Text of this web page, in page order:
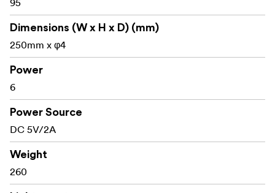
Greutate: 280 grame
Lungime: 25cm
Temperatura culorii: 2700K-7500K cu reglaj
CRI: 95
TLCI: 97
Baterie: Built in 3.7V/2200mA Li-Ion reîncărcabilă
Dimensions (W x H x D) (mm)
250mm x φ4
Power
6
Power Source
DC 5V/2A
Weight
260